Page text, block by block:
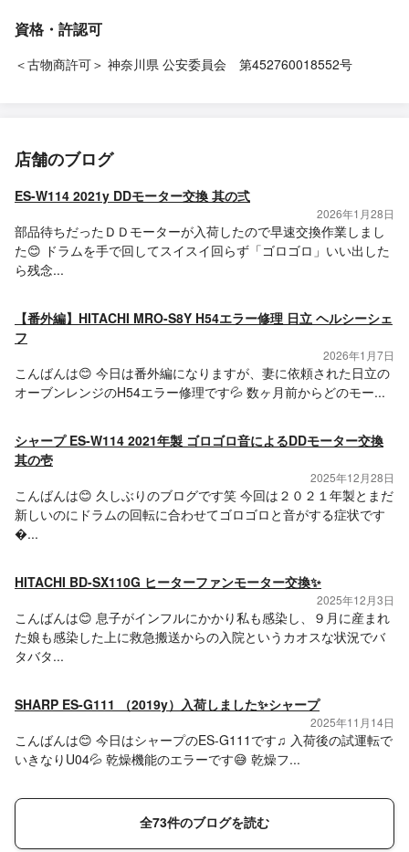
資格・許認可
＜古物商許可＞ 神奈川県 公安委員会 第452760018552号
店舗のブログ
ES-W114 2021y DDモーター交換 其の弍
2026年1月28日
部品待ちだったＤＤモーターが入荷したので早速交換作業しまし
た😊 ドラムを手で回してスイスイ回らず「ゴロゴロ」いい出した
ら残念...
【番外編】HITACHI MRO-S8Y H54エラー修理 日立 ヘルシーシェ
フ
2026年1月7日
こんばんは😊 今日は番外編になりますが、妻に依頼された日立の
オーブンレンジのH54エラー修理です💦 数ヶ月前からどのモー...
シャープ ES-W114 2021年製 ゴロゴロ音によるDDモーター交換
其の壱
2025年12月28日
こんばんは😊 久しぶりのブログです笑 今回は２０２１年製とまだ
新しいのにドラムの回転に合わせてゴロゴロと音がする症状です
�...
HITACHI BD-SX110G ヒーターファンモーター交換✨
2025年12月3日
こんばんは😊 息子がインフルにかかり私も感染し、９月に産まれ
た娘も感染した上に救急搬送からの入院というカオスな状況でバ
タバタ...
SHARP ES-G111 （2019y）入荷しました✨シャープ
2025年11月14日
こんばんは😊 今日はシャープのES-G111です♫ 入荷後の試運転で
いきなりU04💦 乾燥機能のエラーです😅 乾燥フ...
全73件のブログを読む